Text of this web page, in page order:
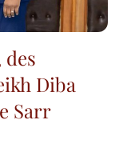
Diba
Sarr